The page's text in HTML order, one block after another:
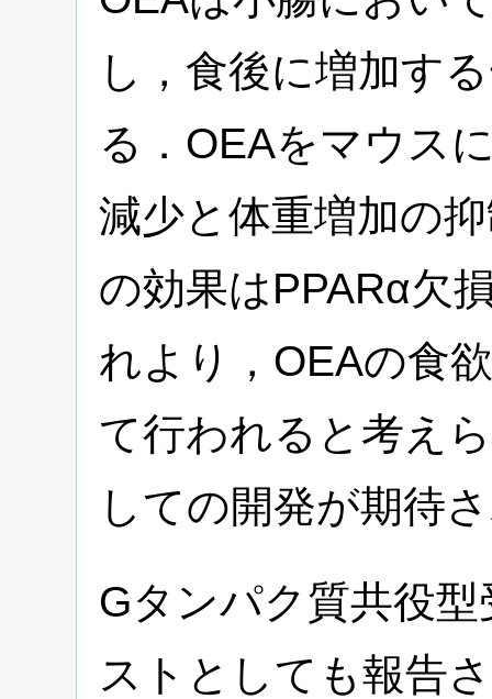
し，食後に増加す
る．OEAをマウス
減少と体重増加の
の効果はPPARα欠
れより，OEAの食
て行われると考え
しての開発が期待
Gタンパク質共役
ストとしても報告